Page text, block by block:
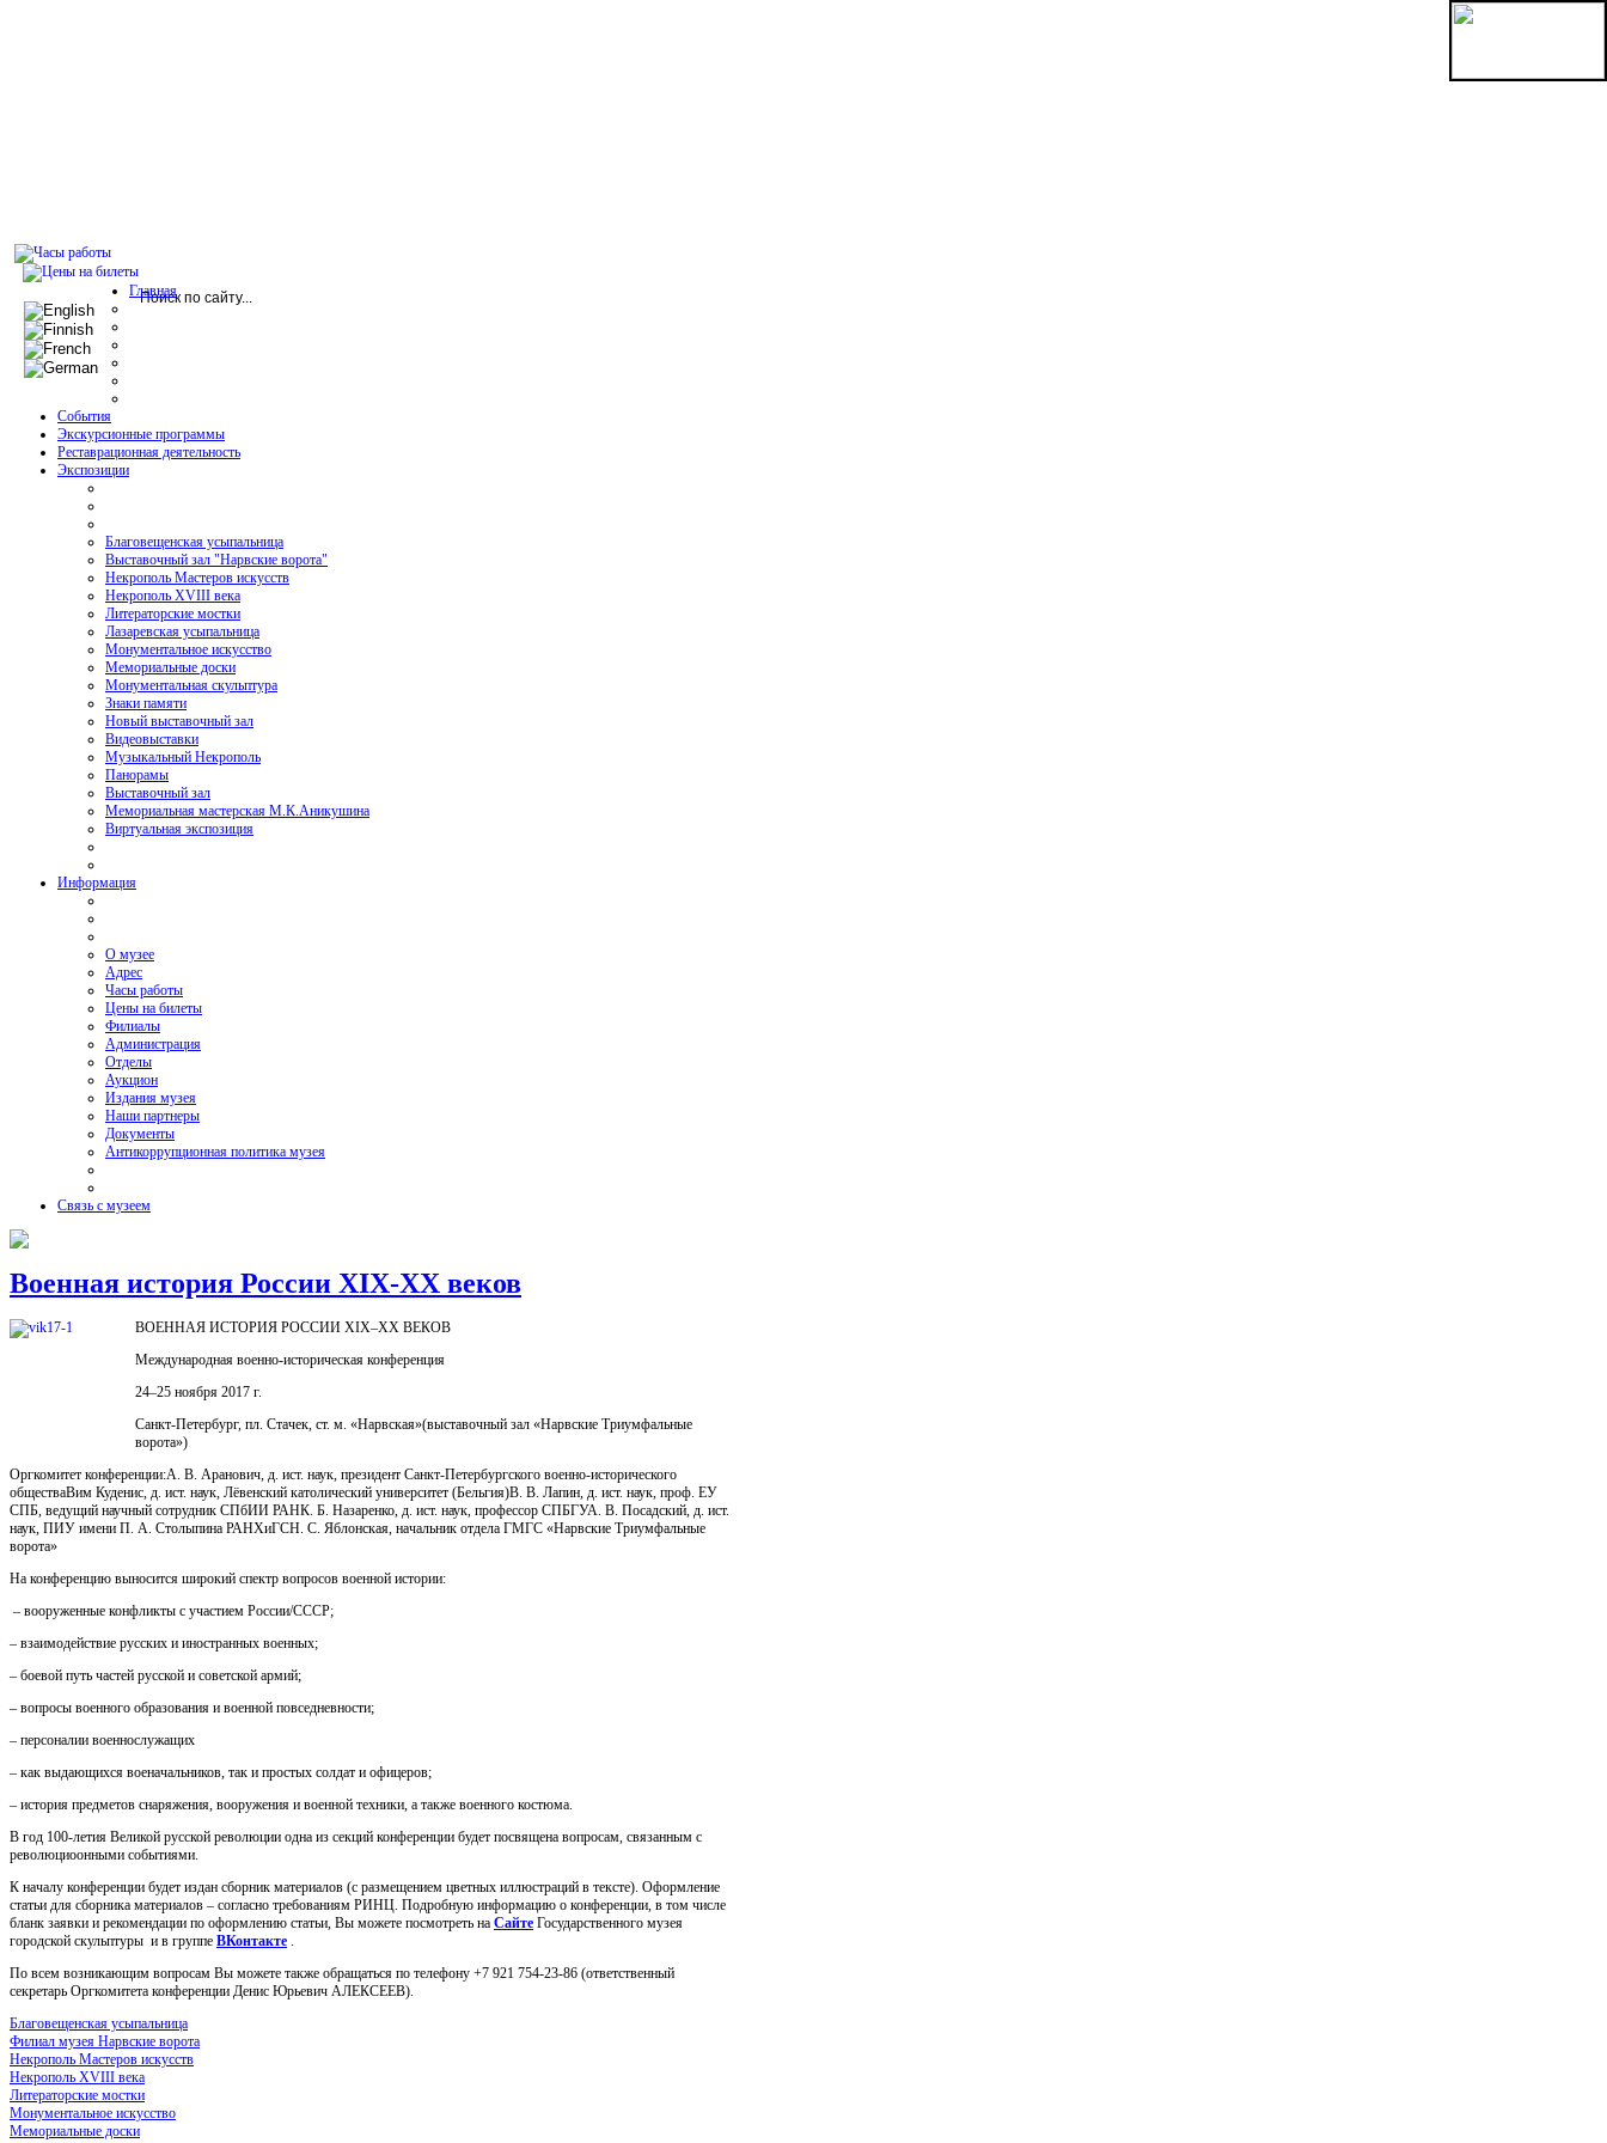
Главная
События
Экскурсионные программы
Реставрационная деятельность
Экспозиции
Благовещенская усыпальница
Выставочный зал "Нарвские ворота"
Некрополь Мастеров искусств
Некрополь XVIII века
Литераторские мостки
Лазаревская усыпальница
Монументальное искусство
Мемориальные доски
Монументальная скульптура
Знаки памяти
Новый выставочный зал
Видеовыставки
Музыкальный Некрополь
Панорамы
Выставочный зал
Мемориальная мастерская М.К.Аникушина
Виртуальная экспозиция
Информация
О музее
Адрес
Часы работы
Цены на билеты
Филиалы
Администрация
Отделы
Аукцион
Издания музея
Наши партнеры
Документы
Антикоррупционная политика музея
Связь с музеем
Военная история России XIX-XX веков
ВОЕННАЯ ИСТОРИЯ РОССИИ XIX–XX ВЕКОВ
Международная военно-историческая конференция
24–25 ноября 2017 г.
Санкт-Петербург, пл. Стачек, ст. м. «Нарвская»(выставочный зал «Нарвские Триумфальные
ворота»)
Оргкомитет конференции:А. В. Аранович, д. ист. наук, президент Санкт-Петербургского военно-исторического
обществаВим Куденис, д. ист. наук, Лёвенский католический университет (Бельгия)В. В. Лапин, д. ист. наук, проф. ЕУ
СПБ, ведущий научный сотрудник СПбИИ РАНК. Б. Назаренко, д. ист. наук, профессор СПБГУА. В. Посадский, д. ист.
наук, ПИУ имени П. А. Столыпина РАНХиГСН. С. Яблонская, начальник отдела ГМГС «Нарвские Триумфальные
ворота»
На конференцию выносится широкий спектр вопросов военной истории:
– вооруженные конфликты с участием России/СССР;
– взаимодействие русских и иностранных военных;
– боевой путь частей русской и советской армий;
– вопросы военного образования и военной повседневности;
– персоналии военнослужащих
– как выдающихся военачальников, так и простых солдат и офицеров;
– история предметов снаряжения, вооружения и военной техники, а также военного костюма.
В год 100-летия Великой русской революции одна из секций конференции будет посвящена вопросам, связанным с
революциоонными событиями.
К началу конференции будет издан сборник материалов (с размещением цветных иллюстраций в тексте). Оформление
статьи для сборника материалов – согласно требованиям РИНЦ. Подробную информацию о конференции, в том числе
бланк заявки и рекомендации по оформлению статьи, Вы можете посмотреть на Сайте Государственного музея
городской скульптуры и в группе ВКонтакте .
По всем возникающим вопросам Вы можете также обращаться по телефону +7 921 754-23-86 (ответственный
секретарь Оргкомитета конференции Денис Юрьевич АЛЕКСЕЕВ).
Благовещенская усыпальница
Филиал музея Нарвские ворота
Некрополь Мастеров искусств
Некрополь XVIII века
Литераторские мостки
Монументальное искусство
Мемориальные доски